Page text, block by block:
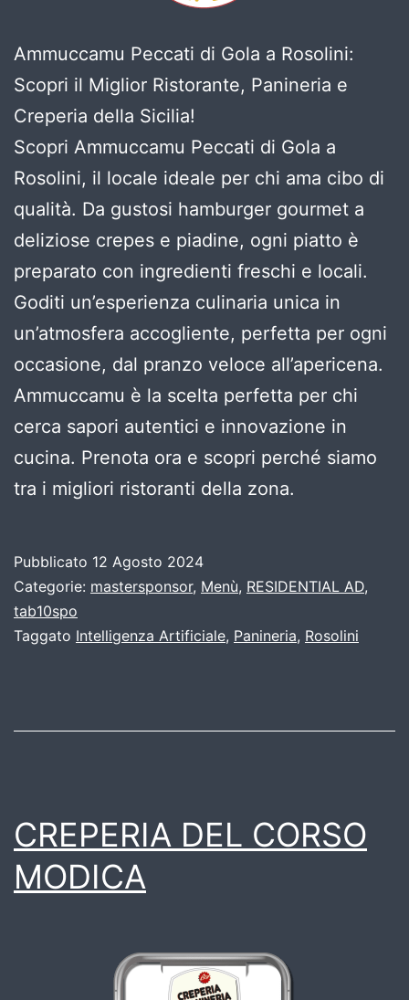
Ammuccamu Peccati di Gola a Rosolini:
Scopri il Miglior Ristorante, Panineria e
Creperia della Sicilia!
Scopri Ammuccamu Peccati di Gola a
Rosolini, il locale ideale per chi ama cibo di
qualità. Da gustosi hamburger gourmet a
deliziose crepes e piadine, ogni piatto è
preparato con ingredienti freschi e locali.
Goditi un’esperienza culinaria unica in
un’atmosfera accogliente, perfetta per ogni
occasione, dal pranzo veloce all’apericena.
Ammuccamu è la scelta perfetta per chi
cerca sapori autentici e innovazione in
cucina. Prenota ora e scopri perché siamo
tra i migliori ristoranti della zona.
Pubblicato 12 Agosto 2024
Categorie: mastersponsor, Menù, RESIDENTIAL AD,
tab10spo
Taggato Intelligenza Artificiale, Panineria, Rosolini
CREPERIA DEL CORSO
MODICA